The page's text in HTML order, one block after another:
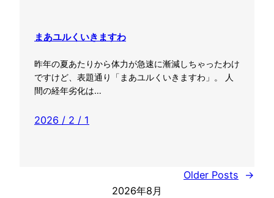
まあユルくいきますわ
昨年の夏あたりから体力が急速に漸減しちゃったわけ
ですけど、表題通り「まあユルくいきますわ」。 人
間の経年劣化は…
2026 / 2 / 1
Older Posts
→
2026年8月